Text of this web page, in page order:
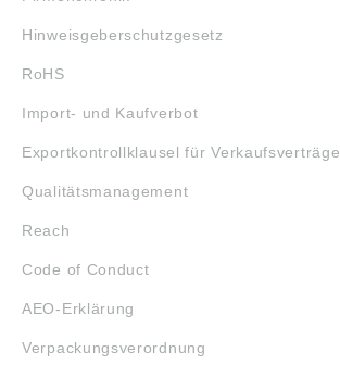
Hinweisgeberschutzgesetz
RoHS
Import- und Kaufverbot
Exportkontrollklausel für Verkaufsverträge
Qualitätsmanagement
Reach
Code of Conduct
AEO-Erklärung
Verpackungsverordnung